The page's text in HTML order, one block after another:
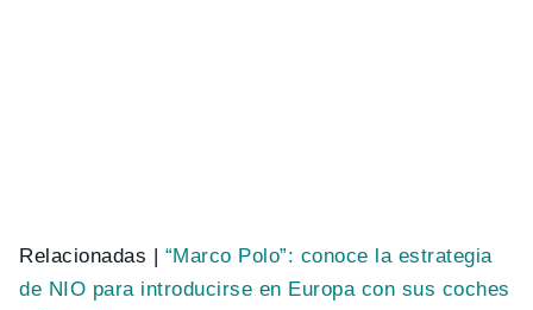
Relacionadas | “Marco Polo”: conoce la estrategia
de NIO para introducirse en Europa con sus coches